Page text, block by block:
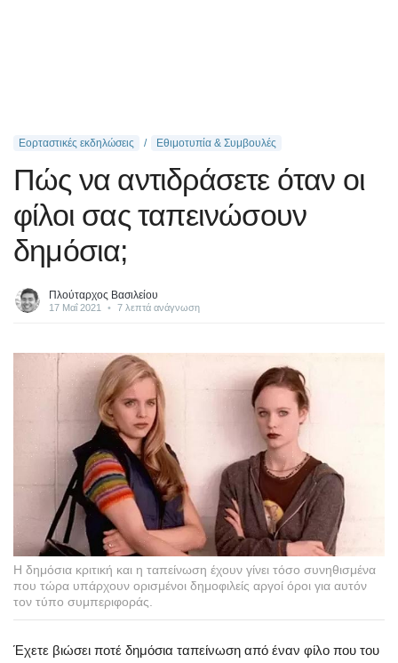
Εορταστικές εκδηλώσεις Εθιμοτυπία & Συμβουλές
Πώς να αντιδράσετε όταν οι
φίλοι σας ταπεινώσουν
δημόσια;
Πλούταρχος Βασιλείου
17 Μαΐ 2021 • 7 λεπτά ανάγνωση
Η δημόσια κριτική και η ταπείνωση έχουν γίνει τόσο συνηθισμένα
που τώρα υπάρχουν ορισμένοι δημοφιλείς αργοί όροι για αυτόν
τον τύπο συμπεριφοράς.
Έχετε βιώσει ποτέ δημόσια ταπείνωση από έναν φίλο που του